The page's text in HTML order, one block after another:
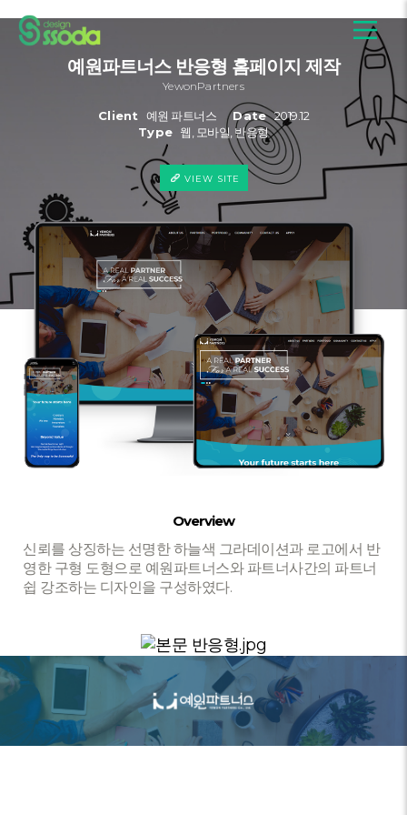
예원파트너스 반응형 홈페이지 제작
YewonPartners
Client 예원 파트너스 Date 2019.12
Type 웹, 모바일, 반응형
VIEW SITE
Overview
신뢰를 상징하는 선명한 하늘색 그라데이션과 로고에서 반
영한 구형 도형으로 예원파트너스와 파트너사간의 파트너
쉽 강조하는 디자인을 구성하였다.